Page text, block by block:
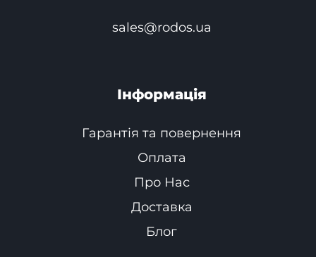
sales@rodos.ua
Інформація
Гарантія та повернення
Оплата
Про Нас
Доставка
Блог